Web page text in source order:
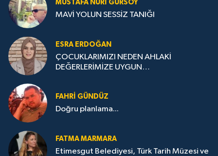
MUSTAFA NURI GÜRSOY
MAVİ YOLUN SESSİZ TANIĞI
ESRA ERDOĞAN
ÇOCUKLARIMIZI NEDEN AHLAKİ
DEĞERLERİMİZE UYGUN
FAHRI GÜNDÜZ
Doğru planlama...
FATMA MARMARA
Etimesgut Belediyesi, Türk Tarih Müzesi ve